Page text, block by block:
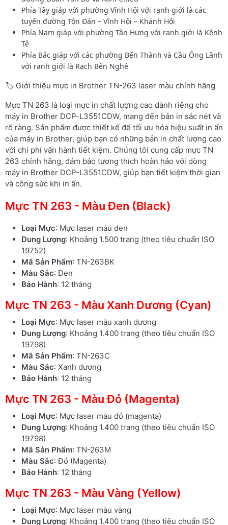
Phía Tây giáp với phường Vĩnh Hội với ranh giới là các
tuyến đường Tôn Đản – Vĩnh Hội – Khánh Hội
Phía Nam giáp với phường Tân Hưng với ranh giới là Kênh
Tẻ
Phía Bắc giáp với các phường Bến Thành và Cầu Ông Lãnh
với ranh giới là Rạch Bến Nghé
🏷️ Giới thiệu mực in Brother TN-263 laser màu chính hãng
Mực TN 263 là loại mực in chất lượng cao dành riêng cho
máy in Brother DCP-L3551CDW, mang đến bản in sắc nét và
rõ ràng. Sản phẩm được thiết kế để tối ưu hóa hiệu suất in ấn
của máy in Brother, giúp bạn có những bản in chất lượng cao
với chi phí vận hành tiết kiệm. Chúng tôi cung cấp mực TN
263 chính hãng, đảm bảo tương thích hoàn hảo với dòng
máy in Brother DCP-L3551CDW, giúp bạn tiết kiệm thời gian
và công sức khi in ấn.
Mực TN 263 - Màu Đen (Black)
Loại Mực: Mực laser màu đen
Dung Lượng: Khoảng 1.500 trang (theo tiêu chuẩn ISO
19752)
Mã Sản Phẩm: TN-263BK
Màu Sắc: Đen
Bảo Hành: 12 tháng
Mực TN 263 - Màu Xanh Dương (Cyan)
Loại Mực: Mực laser màu xanh dương
Dung Lượng: Khoảng 1.400 trang (theo tiêu chuẩn ISO
19798)
Mã Sản Phẩm: TN-263C
Màu Sắc: Xanh dương
Bảo Hành: 12 tháng
Mực TN 263 - Màu Đỏ (Magenta)
Loại Mực: Mực laser màu đỏ (magenta)
Dung Lượng: Khoảng 1.400 trang (theo tiêu chuẩn ISO
19798)
Mã Sản Phẩm: TN-263M
Màu Sắc: Đỏ (Magenta)
Bảo Hành: 12 tháng
Mực TN 263 - Màu Vàng (Yellow)
Loại Mực: Mực laser màu vàng
Dung Lượng: Khoảng 1.400 trang (theo tiêu chuẩn ISO